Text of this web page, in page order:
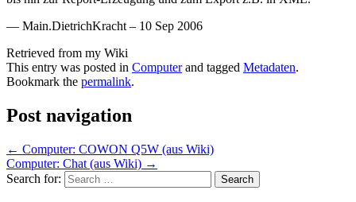
— Main.DietrichKracht – 10 Sep 2006
Retrieved from my Wiki
This entry was posted in Computerand tagged Metadaten.
Bookmark the permalink.
Post navigation
← Computer: COWON Q5W (aus Wiki)
Computer: Chat (aus Wiki) →
Search for: